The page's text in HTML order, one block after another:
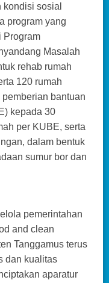
sosial
program yang
Program
Masalah
rehab rumah
120 rumah
bantuan
kepada 30
per KUBE, serta
dalam bentuk
sumur bor dan
pemerintahan
and clean
Tanggamus terus
dan kualitas
aparatur